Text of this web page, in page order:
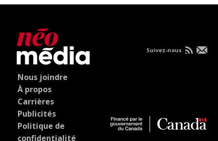
Nous joindre
À propos
Carrières
Publicités
Politique de
confidentialité
Suivez-nous